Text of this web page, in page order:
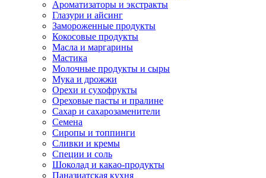
Ароматизаторы и экстракты
Глазури и айсинг
Замороженные продукты
Кокосовые продукты
Масла и маргарины
Мастика
Молочные продукты и сыры
Мука и дрожжи
Орехи и сухофрукты
Ореховые пасты и пралине
Сахар и сахарозаменители
Семена
Сиропы и топпинги
Сливки и кремы
Специи и соль
Шоколад и какао-продукты
Паназиатская кухня